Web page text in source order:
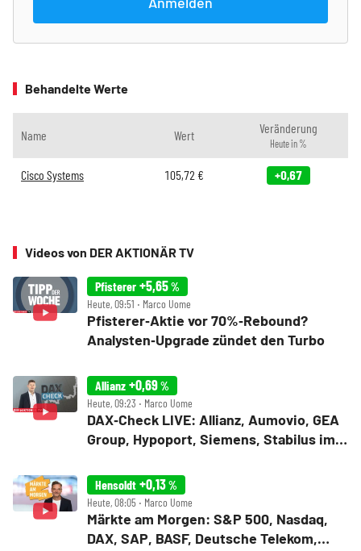
Behandelte Werte
Name Wert Veränderung
Heute in %
Cisco Systems 105,72 € +0,67
Videos von DER AKTIONÄR TV
Pfisterer +5,65%
Heute, 09:51 ‧ Marco Uome
Pfisterer‑Aktie vor 70%‑Rebound?
Analysten‑Upgrade zündet den Turbo
Allianz +0,69%
Heute, 09:23 ‧ Marco Uome
DAX‑Check LIVE: Allianz, Aumovio, GEA
Group, Hypoport, Siemens, Stabilus im
Hensoldt +0,13%
Heute, 08:05 ‧ Marco Uome
Märkte am Morgen: S&P 500, Nasdaq,
DAX, SAP, BASF, Deutsche Telekom,